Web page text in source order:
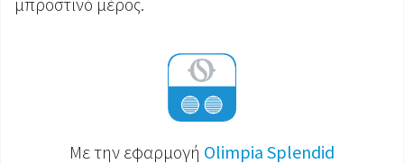
Με την εφαρμογή Olimpia Splendid